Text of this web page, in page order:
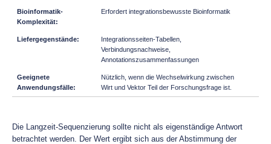
Erfordert integrationsbewusste Bioinformatik
Integrationsseiten-Tabellen,
Verbindungsnachweise,
Annotationszusammenfassungen
Nützlich, wenn die Wechselwirkung zwischen
Wirt und Vektor Teil der Forschungsfrage ist.
Die Langzeit-Sequenzierung sollte nicht als eigenständige Antwort
betrachtet werden. Der Wert ergibt sich aus der Abstimmung der